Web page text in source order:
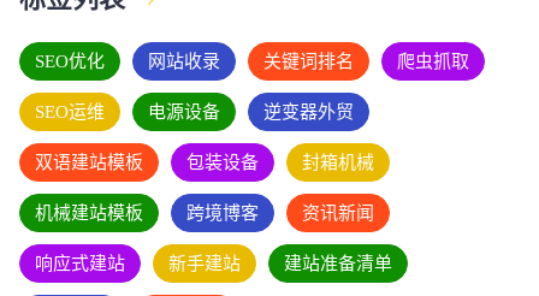
SEO优化 网站收录 关键词排名 爬虫抓取
SEO运维 电源设备 逆变器外贸
双语建站模板 包装设备 封箱机械
机械建站模板 跨境博客 资讯新闻
响应式建站 新手建站 建站准备清单